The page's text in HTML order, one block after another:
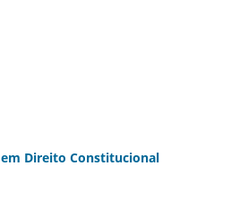
em Direito Constitucional